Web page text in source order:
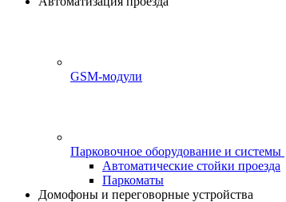
GSM-модули
Парковочное оборудование и системы
Автоматические стойки проезда
Паркоматы
Домофоны и переговорные устройства